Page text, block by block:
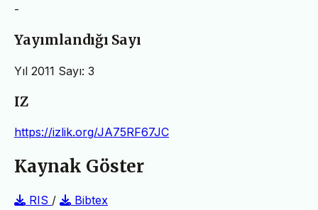
-
Yayımlandığı Sayı
Yıl 2011 Sayı: 3
IZ
https://izlik.org/JA75RF67JC
Kaynak Göster
RIS /
Bibtex